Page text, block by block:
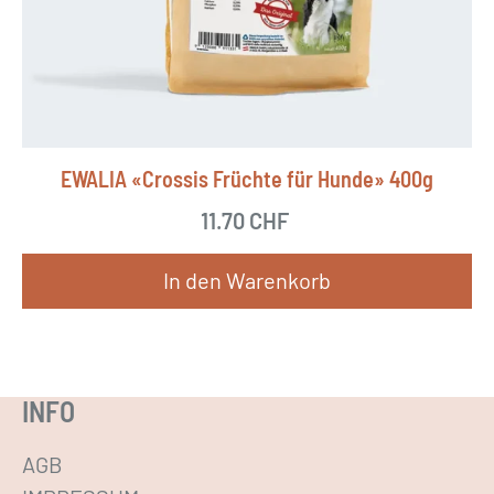
t
e
n
f
.
D
i
e
EWALIA «Crossis Früchte für Hunde» 400g
11.70 CHF
In den Warenkorb
INFO
AGB